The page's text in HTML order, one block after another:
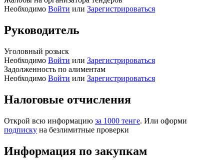
Необходимо Войти или Зарегистрироваться
Руководитель
Уголовный розыск
Необходимо Войти или Зарегистрироваться
Задолженность по алиментам
Необходимо Войти или Зарегистрироваться
Налоговые отчисления
Открой всю информацию за 1000 тенге. Или оформи
подписку на безлимитные проверки
Информация по закупкам